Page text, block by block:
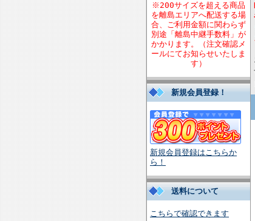
※200サイズを超える商品
を離島エリアへ配送する場
合、ご利用金額に関わらず
別途「離島中継手数料」が
かかります。（注文確認メ
ールにてお知らせいたしま
す）
新規会員登録！
新規会員登録はこちらか
ら！
送料について
こちらで確認できます